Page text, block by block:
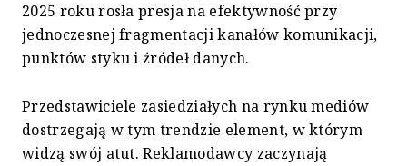
2025 roku rosła presja na efektywność przy
jednoczesnej fragmentacji kanałów komunikacji,
punktów styku i źródeł danych.
Przedstawiciele zasiedziałych na rynku mediów
dostrzegają w tym trendzie element, w którym
widzą swój atut. Reklamodawcy zaczynają